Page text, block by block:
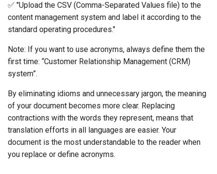
✅ "Upload the CSV (Comma-Separated Values file) to the
content management system and label it according to the
standard operating procedures."
Note: If you want to use acronyms, always define them the
first time: “Customer Relationship Management (CRM)
system”.
By eliminating idioms and unnecessary jargon, the meaning
of your document becomes more clear. Replacing
contractions with the words they represent, means that
translation efforts in all languages are easier. Your
document is the most understandable to the reader when
you replace or define acronyms.